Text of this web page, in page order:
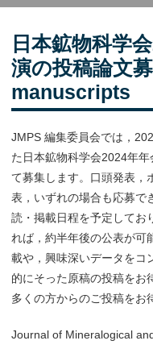
日本鉱物科学
演の投稿論文
manuscripts
JMPS 編集委員会では，
た日本鉱物科学会2024年
て募集します。口頭発表，
表，いずれの場合も応募で
読・掲載日程を予定してお
れば，約半年後の公表が可
載や，興味深いデータをコ
的にそった原稿の投稿をお
多くの方からのご投稿をお
Journal of Mineralogical